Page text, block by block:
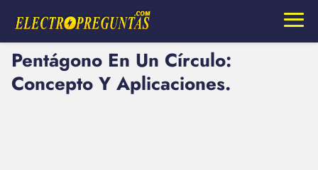
Pentágono En Un Círculo:
Concepto Y Aplicaciones.